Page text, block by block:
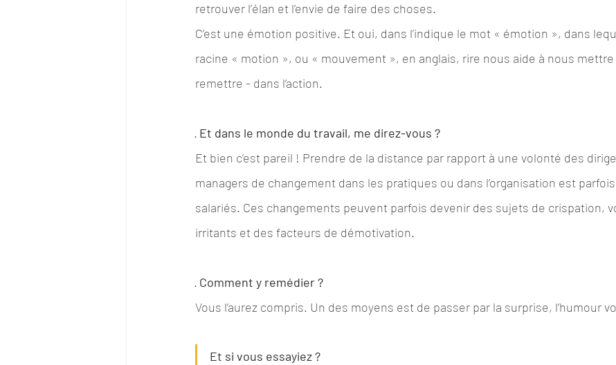
retrouver l’élan et l’envie de faire des choses.
C’est une émotion positive. Et oui, dans l’indique le mot « émotion », dans
racine « motion », ou « mouvement », en anglais, rire nous aide à nous
remettre - dans l’action.
· Et dans le monde du travail, me direz-vous ?
Et bien c’est pareil ! Prendre de la distance par rapport à une volonté des
managers de changement dans les pratiques ou dans l’organisation est
salariés. Ces changements peuvent parfois devenir des sujets de crispation,
irritants et des facteurs de démotivation.
· Comment y remédier ?
Vous l’aurez compris. Un des moyens est de passer par la surprise, l’humour
Et si vous essayiez ?